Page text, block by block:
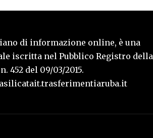
di informazione online, è una
iscritta nel Pubblico Registro della
452 del 09/03/2015.